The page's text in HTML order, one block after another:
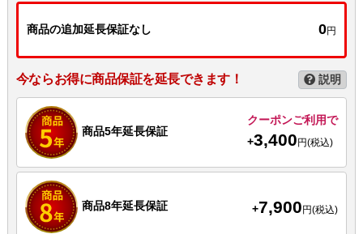
商品の追加延長保証なし 0円
今ならお得に商品保証を延長できます！ 説明
商品5年延長保証
クーポンご利用で
+3,400 円(税込)
商品8年延長保証 +7,900円(税込)